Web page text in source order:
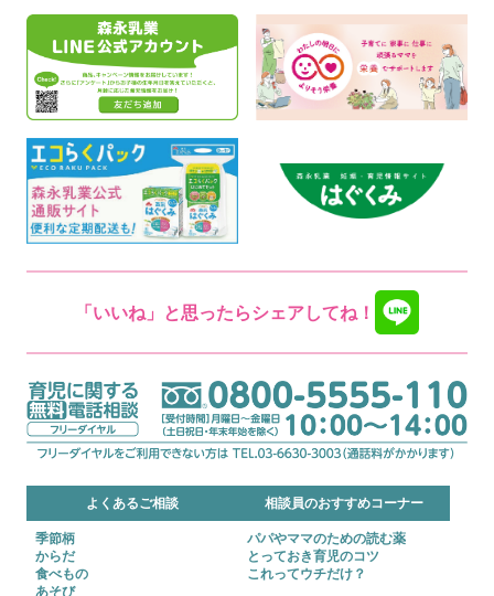
「いいね」と思ったらシェアしてね！
よくあるご相談
季節柄
からだ
食べもの
あそび
相談員のおすすめコーナー
パパやママのための読む薬
とっておき育児のコツ
これってウチだけ？